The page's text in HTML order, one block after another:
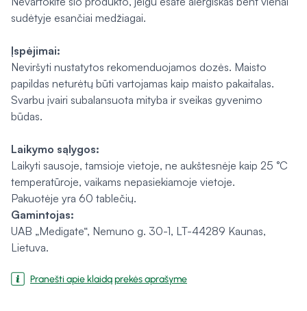
sudėtyje esančiai medžiagai.
Įspėjimai:
Neviršyti nustatytos rekomenduojamos dozės. Maisto
papildas neturėtų būti vartojamas kaip maisto pakaitalas.
Svarbu įvairi subalansuota mityba ir sveikas gyvenimo
būdas.
Laikymo sąlygos:
Laikyti sausoje, tamsioje vietoje, ne aukštesnėje kaip 25 °C
temperatūroje, vaikams nepasiekiamoje vietoje.
Pakuotėje yra 60 tablečių.
Gamintojas:
UAB „Medigate“, Nemuno g. 30-1, LT-44289 Kaunas,
Lietuva.
Pranešti apie klaidą prekės aprašyme